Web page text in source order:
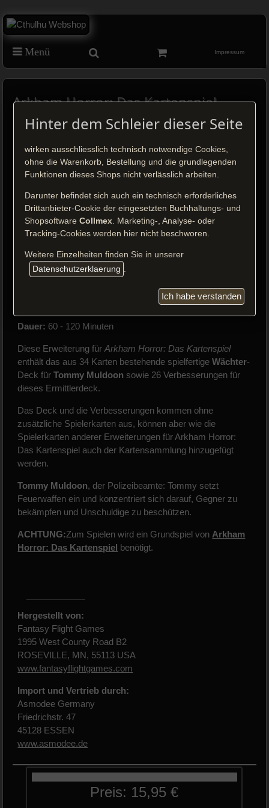
Menü Impressum
Arkham Horror: Das Kartenspiel -
Nathaniel Cho (Ermittlerdeck DE)
Preis: 15,95 €
inkl. MwSt.
zzgl.Versandkosten
Bestellen
Dauer: 60 - 120 Minuten
Diese Erweiterung fürArkham Horror: Das Kartenspiel
enthält das aus 34 Karten bestehende spielfertigeWächter-
Deck für Tommy Muldoon sowie 26 Verbesserungen für
dieses Ermittlerdeck.
Das Deck und die Verbesserungen kommen ohne
zusätzliche Spielerkarten aus, können aber wie die
Spielerkarten anderer Erweiterungen für Arkham Horror:
Das Kartenspiel auch der Kartensammlung hinzugefügt
werden.
Tommy Muldoon, der Polizeibeamte: Tommy setzt
Feuerwaffen ein und konzentriert sich darauf, Gegner zu
bekämpfen und Unschuldige zu beschützen.
ACHTUNG:Zum Spielen wird ein Grundspiel von Arkham
Horror: Das Kartenspiel benötigt.
Hergestellt von:
Fantasy Flight Games
1995 West County Road B2
ROSEVILLE, MN, 55113 USA
www.fantasyflightgames.com
Import und Vertrieb durch:
Asmodee Germany
Friedrichstr. 47
45128 ESSEN
www.asmodee.de
Preis: 15,95 €
Hinter dem Schleier dieser Seite
wirken ausschliesslich technisch notwendige Cookies,
ohne die Warenkorb, Bestellung und die grundlegenden
Funktionen dieses Shops nicht verlässlich arbeiten.
Darunter befindet sich auch ein technisch erforderliches
Drittanbieter-Cookie der eingesetzten Buchhaltungs- und
ShopsoftwareCollmex . Marketing-, Analyse- oder
Tracking-Cookies werden hier nicht beschworen.
Weitere Einzelheiten finden Sie in unserer
Datenschutzerklaerung
Ich habe verstanden